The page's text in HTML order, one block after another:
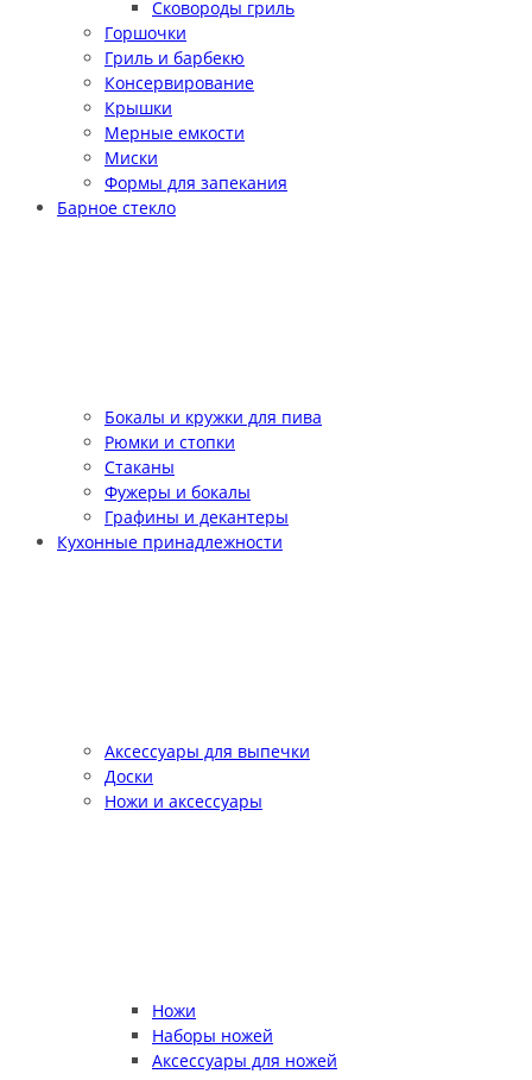
Сковороды гриль
Горшочки
Гриль и барбекю
Консервирование
Крышки
Мерные емкости
Миски
Формы для запекания
Барное стекло
Бокалы и кружки для пива
Рюмки и стопки
Стаканы
Фужеры и бокалы
Графины и декантеры
Кухонные принадлежности
Аксессуары для выпечки
Доски
Ножи и аксессуары
Ножи
Наборы ножей
Аксессуары для ножей